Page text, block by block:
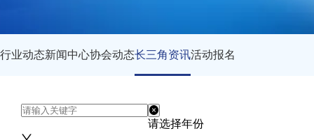
行业动态新闻中心协会动态长三角资讯活动报名
请选择年份